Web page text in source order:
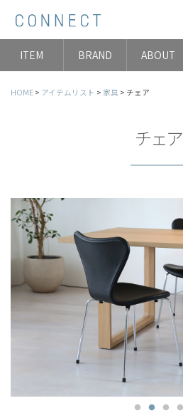
ITEM BRAND ABOUT
HOME アイテムリスト 家具 チェア
チェア